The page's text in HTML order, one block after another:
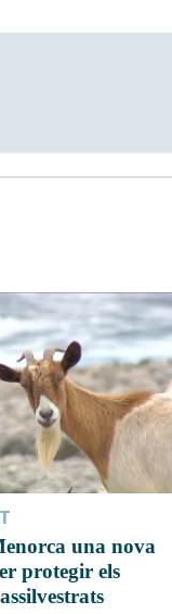
una nova
protegir els